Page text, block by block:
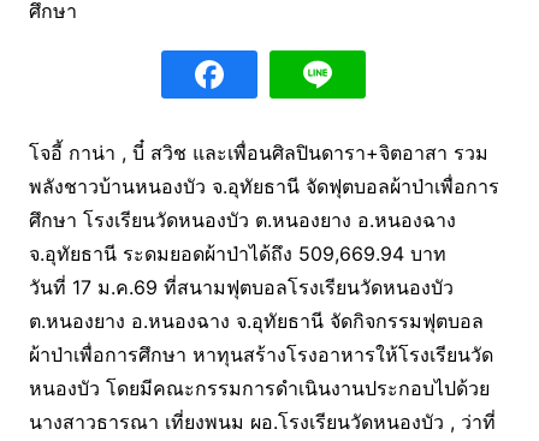
โจอี้ กาน่า , บี๋ สวิช และเพื่อนศิลปินดารา+จิตอาสา รวม
พลังชาวบ้านหนองบัว จ.อุทัยธานี จัดฟุตบอลผ้าป่าเพื่อการ
ศึกษา โรงเรียนวัดหนองบัว ต.หนองยาง อ.หนองฉาง
จ.อุทัยธานี ระดมยอดผ้าป่าได้ถึง 509,669.94 บาท
วันที่ 17 ม.ค.69 ที่สนามฟุตบอลโรงเรียนวัดหนองบัว
ต.หนองยาง อ.หนองฉาง จ.อุทัยธานี จัดกิจกรรมฟุตบอล
ผ้าป่าเพื่อการศึกษา หาทุนสร้างโรงอาหารให้โรงเรียนวัด
หนองบัว โดยมีคณะกรรมการดำเนินงานประกอบไปด้วย
นางสาวธารณา เที่ยงพนม ผอ.โรงเรียนวัดหนองบัว , ว่าที่